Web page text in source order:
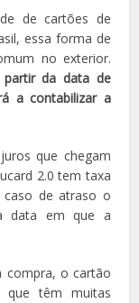
de cartões de
essa forma de
no exterior.
da data de
a contabilizar a
que chegam
2.0 tem taxa
de atraso o
data em que a
compra, o cartão
que têm muitas